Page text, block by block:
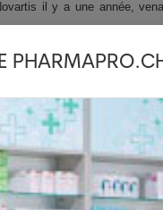
il y a une année,
l'an dernier un chiffre
ces suppressions d'emplois
sur sa décision le 17
les autorités